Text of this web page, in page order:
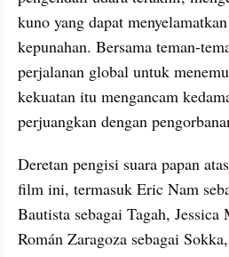
kuno yang dapat
kepunahan. Bersama teman-
perjalanan global untuk
kekuatan itu mengancam
perjuangkan dengan
Deretan pengisi suara papan
film ini, termasuk Eric Nam
Bautista sebagai Tagah, Jessica
Román Zaragoza sebagai